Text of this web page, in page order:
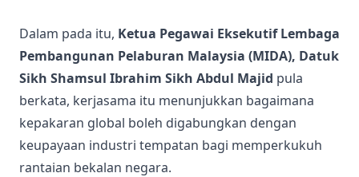
Dalam pada itu, Ketua Pegawai Eksekutif Lembaga
Pembangunan Pelaburan Malaysia (MIDA), Datuk
Sikh Shamsul Ibrahim Sikh Abdul Majid pula
berkata, kerjasama itu menunjukkan bagaimana
kepakaran global boleh digabungkan dengan
keupayaan industri tempatan bagi memperkukuh
rantaian bekalan negara.